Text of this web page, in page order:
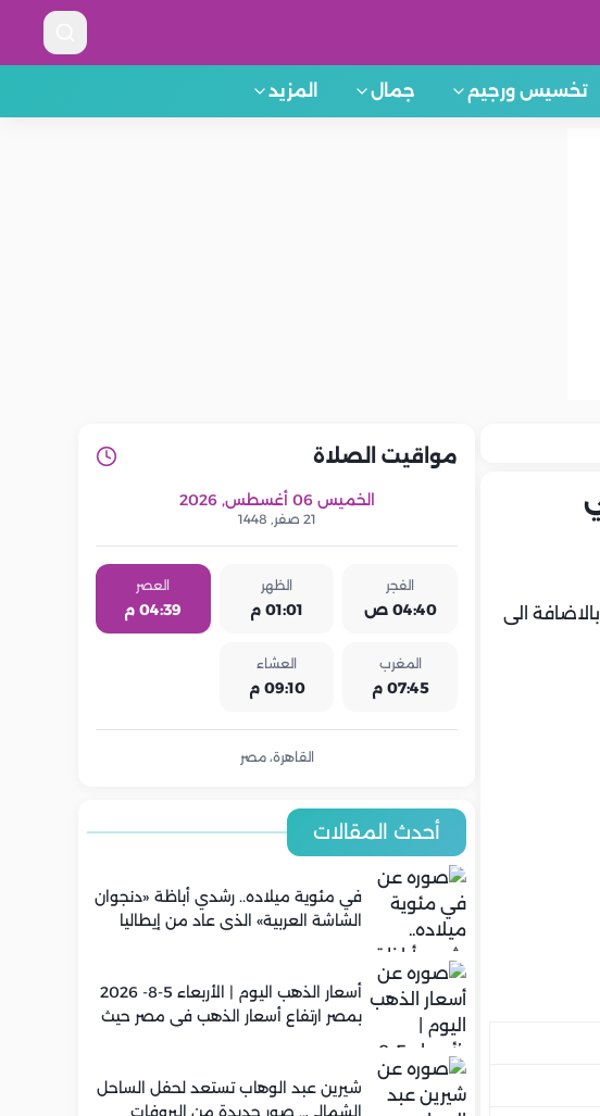
تخسيس ورجيم جمال المزيد
بالاضافة الى
مواقيت الصلاة
الخميس 06 أغسطس, 2026
21 صفر, 1448
الفجر
04:40 ص
الظهر
01:01 م
العصر
04:39 م
المغرب
07:45 م
العشاء
09:10 م
القاهرة، مصر
أحدث المقالات
في مئوية ميلاده.. رشدي أباظة «دنجوان
الشاشة العربية» الذي عاد من إيطاليا
أسعار الذهب اليوم | الأربعاء 5-8- 2026
بمصر ارتفاع أسعار الذهب في مصر حيث
شيرين عبد الوهاب تستعد لحفل الساحل
الشمالي.. صور جديدة من البروفات